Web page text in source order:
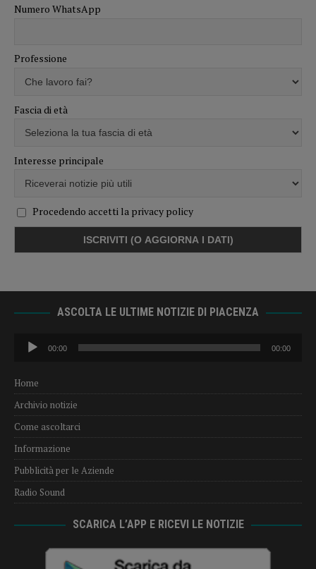
Numero WhatsApp
Professione
Fascia di età
Interesse principale
Procedendo accetti la privacy policy
ASCOLTA LE ULTIME NOTIZIE DI PIACENZA
Audio
Player
00:00 00:00
Home
Archivio notizie
Come ascoltarci
Informazione
Pubblicità per le Aziende
Radio Sound
SCARICA L’APP E RICEVI LE NOTIZIE